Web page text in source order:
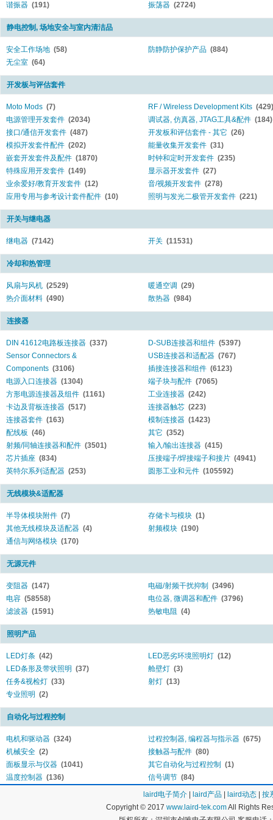
谐振器 (191) 振荡器 (2724)
静电控制, 场地安全与室内清洁品
安全工作场地 (58) 防静防护保护产品 (884)
无尘室 (64)
开发板与评估套件
Moto Mods (7) RF / Wireless Development Kits
电源管理开发套件 (2034) 调试器, 仿真器, JTAG工具&配件 (184)
接口/通信开发套件 (487) 开发板和评估套件 - 其它 (26)
模拟开发套件配件 (202) 能量收集开发套件 (31)
嵌套开发套件及配件 (1870) 时钟和定时开发套件 (235)
特殊应用开发套件 (149) 显示器开发套件 (27)
业余爱好/教育开发套件 (12) 音/视频开发套件 (278)
应用专用与参考设计套件配件 (10) 照明与发光二极管开发套件 (221)
开关与继电器
继电器 (7142) 开关 (11531)
冷却和热管理
风扇与风机 (2529) 暖通空调 (29)
热介面材料 (490) 散热器 (984)
连接器
DIN 41612电路板连接器 (337) D-SUB连接器和组件 (5397)
Sensor Connectors &
Components (3106)
USB连接器和适配器 (767)
插接连接器和组件 (6123)
电源入口连接器 (1304) 端子块与配件 (7065)
方形电源连接器及组件 (1161) 工业连接器 (242)
卡边及背板连接器 (517) 连接器触芯 (223)
连接器套件 (163) 模制连接器 (1423)
配线板 (46) 其它 (352)
射频/同轴连接器和配件 (3501) 输入/输出连接器 (415)
芯片插座 (834) 压接端子/焊接端子和接片 (4941)
英特尔系列适配器 (253) 圆形工业和元件 (105592)
无线模块&适配器
半导体模块附件 (7) 存储卡与模块 (1)
其他无线模块及适配器 (4) 射频模块 (190)
通信与网络模块 (170)
无源元件
变阻器 (147) 电磁/射频干扰抑制
(3496)
电容 (58558) 电位器, 微调器和配件 (3796)
滤波器 (1591) 热敏电阻 (4)
照明产品
LED灯条 (42) LED恶劣环境照明灯 (12)
LED条形及带状照明 (37) 舱壁灯 (3)
任务&视检灯 (33) 射灯 (13)
专业照明 (2)
自动化与过程控制
电机和驱动器 (324) 过程控制器, 编程器与指示器 (675)
机械安全 (2) 接触器与配件 (80)
面板显示与仪器 (1041) 其它自动化与过程控制
(1)
温度控制器 (136) 信号调节 (84)
laird电子简介
laird产品 laird动态
按
Copyright © 2017 www.laird-tek.comAll Rights